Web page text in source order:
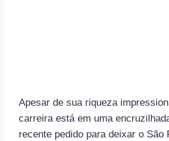
Apesar de sua riqueza
carreira está em uma
recente pedido para deixar o São